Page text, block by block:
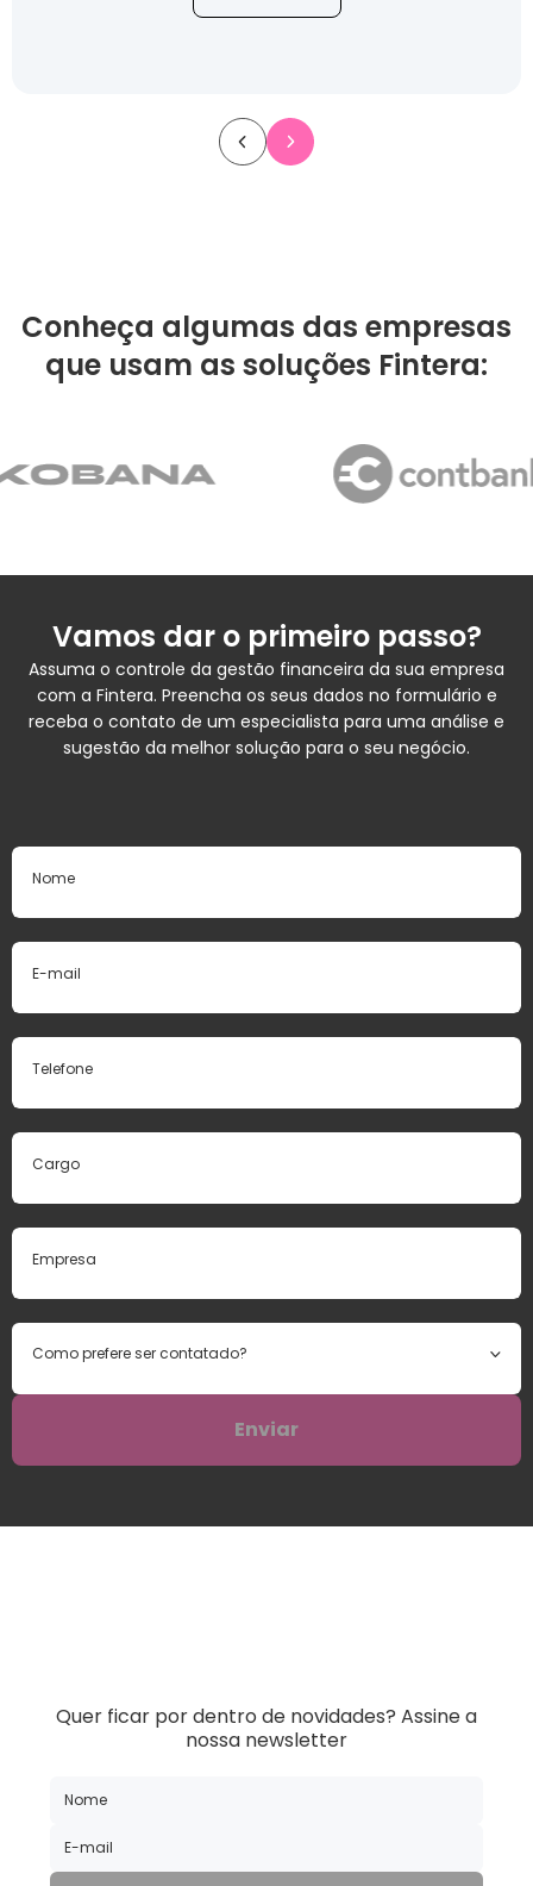
Conheça algumas das empresas
que usam as soluções Fintera:
Vamos dar o primeiro passo?
Assuma o controle da gestão financeira da sua empresa
com a Fintera. Preencha os seus dados no formulário e
receba o contato de um especialista para uma análise e
sugestão da melhor solução para o seu negócio.
Como prefere ser contatado?
Quer ficar por dentro de novidades? Assine a
nossa newsletter